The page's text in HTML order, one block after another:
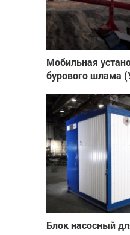
Мобильная
бурового шлама
Блок насосный